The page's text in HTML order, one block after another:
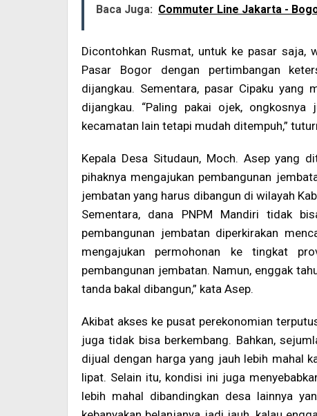
Baca Juga: Commuter Line Jakarta -
Dicontohkan Rusmat, untuk ke pasar saja,
Pasar Bogor dengan pertimbangan
dijangkau. Sementara, pasar Cipaku yang
dijangkau. “Paling pakai ojek,
kecamatan lain tetapi mudah ditempuh,”
Kepala Desa Situdaun, Moch. Asep yang
pihaknya mengajukan pembangunan
jembatan yang harus dibangun di wilayah
Sementara, dana PNPM Mandiri tidak
pembangunan jembatan diperkirakan
mengajukan permohonan ke tingkat
pembangunan jembatan. Namun, enggak
tanda bakal dibangun,” kata Asep.
Akibat akses ke pusat perekonomian
juga tidak bisa berkembang. Bahkan,
dijual dengan harga yang jauh lebih mahal
lipat. Selain itu, kondisi ini juga
lebih mahal dibandingkan desa lainnya